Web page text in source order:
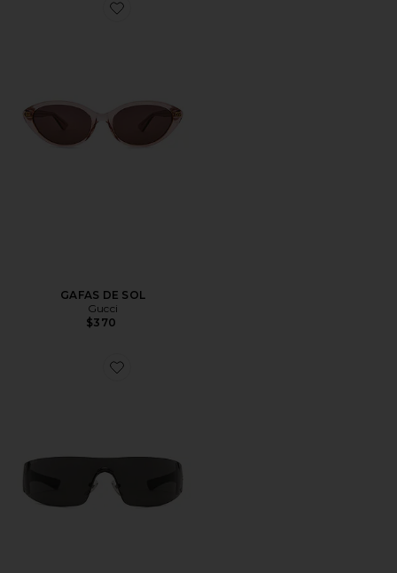
Favorite GAFAS DE SOL
GAFAS DE SOL
Gucci
$370
Favorite GAFAS DE SOL LEONIE